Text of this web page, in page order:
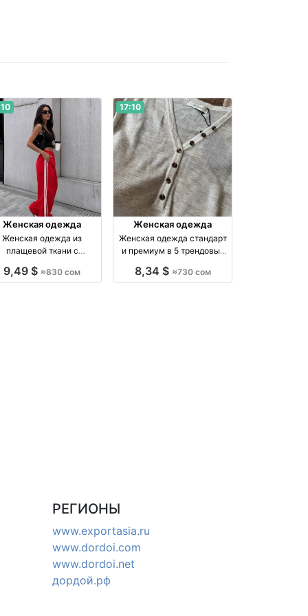
Женская одежда
Женская одежда из
плащевой ткани с
— тренд 2026–2027
9,49 $ ≈830 сом
17:10
Женская одежда
Женская одежда стандарт
и премиум в 5 трендовых
производство Киргизия
8,34 $ ≈730 сом
РЕГИОНЫ
www.exportasia.ru
www.dordoi.com
www.dordoi.net
дордой.рф